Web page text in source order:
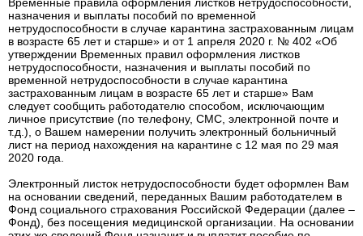
назначения и выплаты пособий по временной
нетрудоспособности в случае карантина застрахованным лицам
в возрасте 65 лет и старше» и от 1 апреля 2020 г. № 402 «Об
утверждении Временных правил оформления листков
нетрудоспособности, назначения и выплаты пособий по
временной нетрудоспособности в случае карантина
застрахованным лицам в возрасте 65 лет и старше» Вам
следует сообщить работодателю способом, исключающим
личное присутствие (по телефону, СМС, электронной почте и
т.д.), о Вашем намерении получить электронный больничный
лист на период нахождения на карантине с 12 мая по 29 мая
2020 года.
Электронный листок нетрудоспособности будет оформлен Вам
на основании сведений, переданных Вашим работодателем в
Фонд социального страхования Российской Федерации (далее –
Фонд), без посещения медицинской организации. На основании